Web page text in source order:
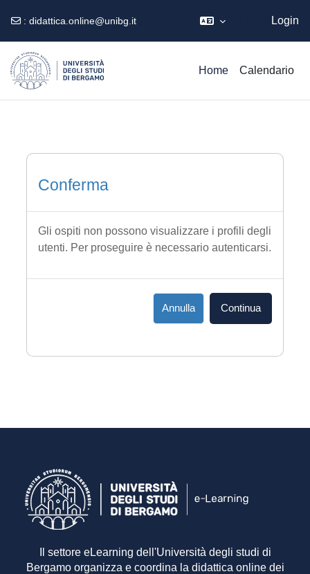
: didattica.online@unibg.it Login
Home Calendario
Conferma
Gli ospiti non possono visualizzare i profili degli
utenti. Per proseguire è necessario autenticarsi.
Annulla Continua
Il settore eLearning dell'Università degli studi di
Bergamo organizza e coordina la didattica online dei